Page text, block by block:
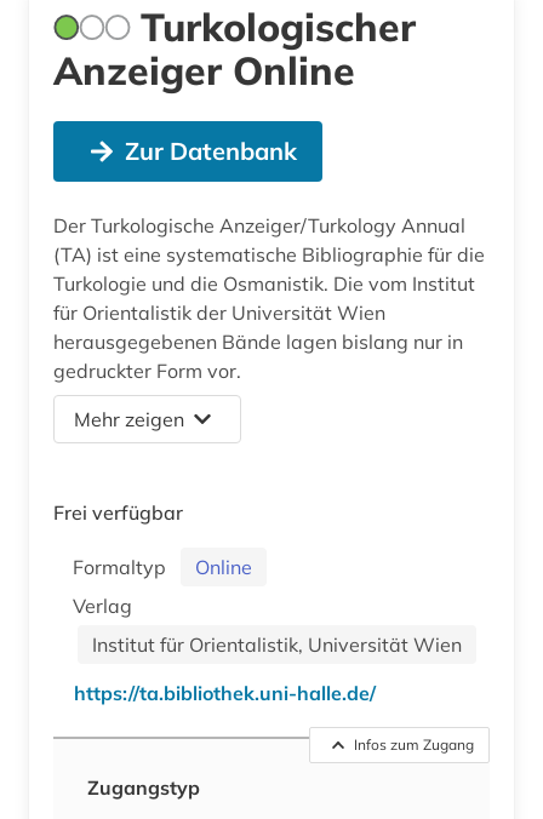
Turkologischer
Anzeiger Online
Zur Datenbank
Der Turkologische Anzeiger/Turkology Annual
(TA) ist eine systematische Bibliographie für die
Turkologie und die Osmanistik. Die vom Institut
für Orientalistik der Universität Wien
herausgegebenen Bände lagen bislang nur in
gedruckter Form vor.
Mehr zeigen
Frei verfügbar
Formaltyp
Online
Verlag
Institut für Orientalistik, Universität Wien
https://ta.bibliothek.uni-halle.de/
Infos zum Zugang
Zugangstyp